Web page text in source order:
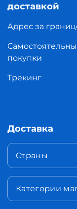
доставкой
Адрес за
покупки
Трекинг
Доставка
Страны
Категории